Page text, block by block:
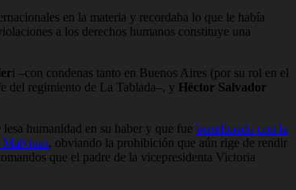
en la materia y recordaba lo que le había
a los derechos humanos constituye una
i –con condenas tanto en Buenos Aires (por su rol en el
del regimiento de La Tablada–, y Héctor Salvador
humanidad en su haber y que fue beneficiado con la
Malvinas, obviando la prohibición que aún rige de rendir
que el padre de la vicepresidenta Victoria